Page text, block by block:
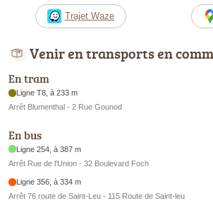
Trajet Waze
Venir en transports en
En tram
Ligne T8, à 233 m
Arrêt Blumenthal - 2 Rue Gounod
En bus
Ligne 254, à 387 m
Arrêt Rue de l'Union - 32 Boulevard Foch
Ligne 356, à 334 m
Arrêt 76 route de Saint-Leu - 115 Route de Saint-leu